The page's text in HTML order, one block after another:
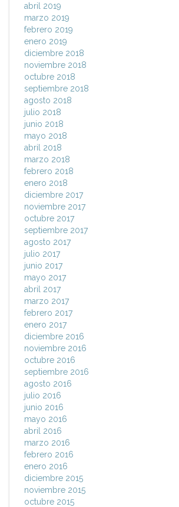
abril 2019
marzo 2019
febrero 2019
enero 2019
diciembre 2018
noviembre 2018
octubre 2018
septiembre 2018
agosto 2018
julio 2018
junio 2018
mayo 2018
abril 2018
marzo 2018
febrero 2018
enero 2018
diciembre 2017
noviembre 2017
octubre 2017
septiembre 2017
agosto 2017
julio 2017
junio 2017
mayo 2017
abril 2017
marzo 2017
febrero 2017
enero 2017
diciembre 2016
noviembre 2016
octubre 2016
septiembre 2016
agosto 2016
julio 2016
junio 2016
mayo 2016
abril 2016
marzo 2016
febrero 2016
enero 2016
diciembre 2015
noviembre 2015
octubre 2015